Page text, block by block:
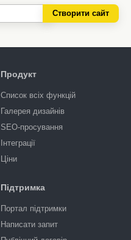
Створити сайт
Продукт
Список всіх функцій
Галерея дизайнів
SEO-просування
Інтеграції
Ціни
Підтримка
Портал підтримки
Написати запит